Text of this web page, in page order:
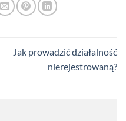
Jak prowadzić działalność
nierejestrowaną?